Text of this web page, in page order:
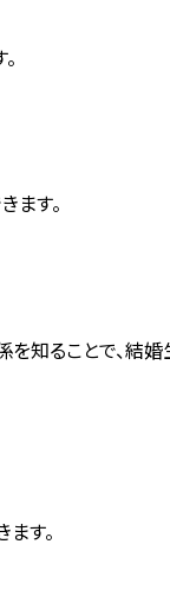
ます。
知ることで、結
す。